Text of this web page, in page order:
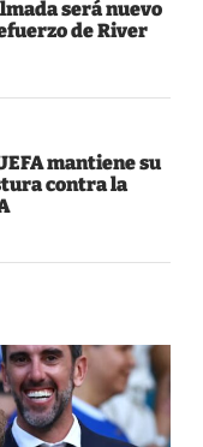
será nuevo
de River
mantiene su
contra la